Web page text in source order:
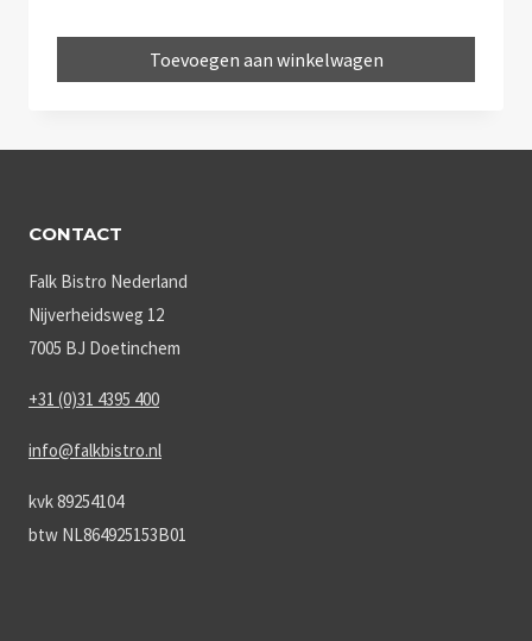
was:
is:
Toevoegen aan winkelwagen
CONTACT
Falk Bistro Nederland
Nijverheidsweg 12
7005 BJ Doetinchem
+31 (0)31 4395 400
info@falkbistro.nl
kvk 89254104
btw NL864925153B01